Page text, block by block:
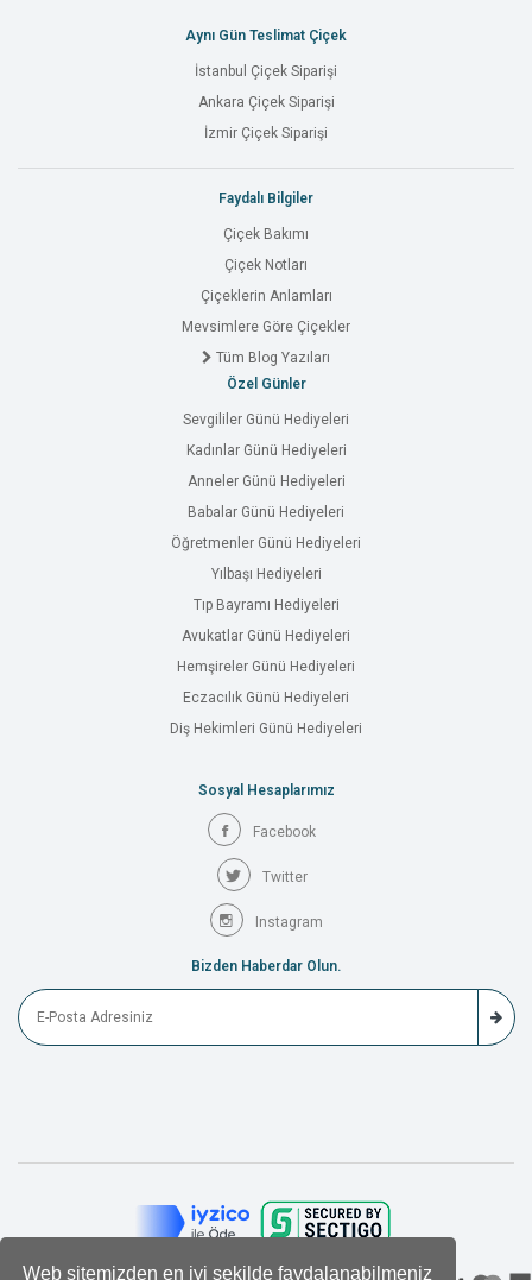
Web sitemizden en iyi şekilde faydalanabilmeniz
Aynı Gün Teslimat Çiçek
İstanbul Çiçek Siparişi
Ankara Çiçek Siparişi
İzmir Çiçek Siparişi
Faydalı Bilgiler
Çiçek Bakımı
Çiçek Notları
Çiçeklerin Anlamları
Mevsimlere Göre Çiçekler
Tüm Blog Yazıları
Özel Günler
Sevgililer Günü Hediyeleri
Kadınlar Günü Hediyeleri
Anneler Günü Hediyeleri
Babalar Günü Hediyeleri
Öğretmenler Günü Hediyeleri
Yılbaşı Hediyeleri
Tıp Bayramı Hediyeleri
Avukatlar Günü Hediyeleri
Hemşireler Günü Hediyeleri
Eczacılık Günü Hediyeleri
Diş Hekimleri Günü Hediyeleri
Sosyal Hesaplarımız
Facebook
Twitter
Instagram
Bizden Haberdar Olun.